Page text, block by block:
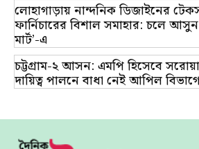
লোহাগাড়ায় নান্দনিক ডিজাইনের
ফার্নিচারের বিশাল সমাহার: চলে
মার্ট’-এ
চট্টগ্রাম-২ আসন: এমপি হিসেবে
দায়িত্ব পালনে বাধা নেই আপিল